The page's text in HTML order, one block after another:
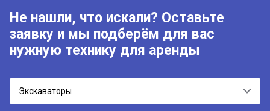
Не нашли, что искали? Оставьте
заявку и мы подберём для вас
нужную технику для аренды
Экскаваторы